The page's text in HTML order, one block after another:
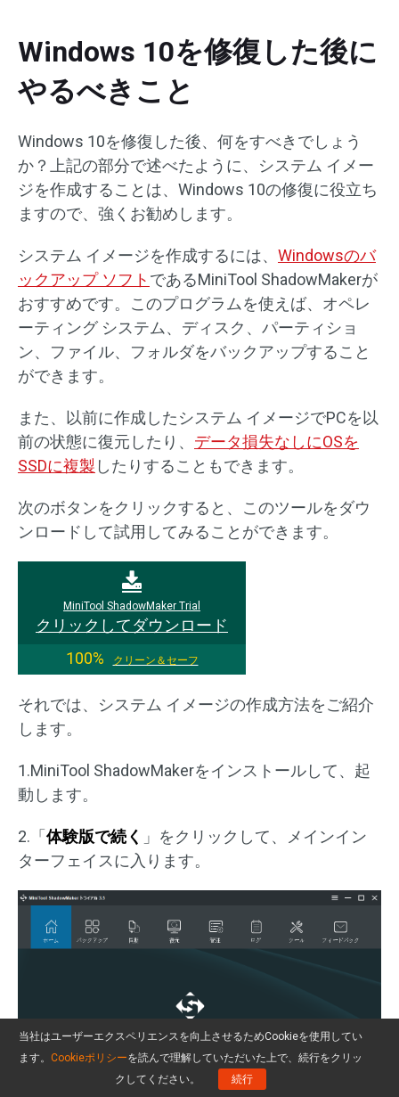
Windows 10を修復した後に
やるべきこと
Windows 10を修復した後、何をすべきでしょう
か？上記の部分で述べたように、システム イメー
ジを作成することは、Windows 10の修復に役立ち
ますので、強くお勧めします。
システム イメージを作成するには、 Windowsのバ
ックアップ ソフト であるMiniTool ShadowMakerが
おすすめです。このプログラムを使えば、オペレ
ーティング システム、ディスク、パーティショ
ン、ファイル、フォルダをバックアップすること
ができます。
また、以前に作成したシステム イメージでPCを以
前の状態に復元したり、 データ損失なしにOSを
SSDに複製 したりすることもできます。
次のボタンをクリックすると、このツールをダウ
ンロードして試用してみることができます。
MiniTool ShadowMaker Trial
クリックしてダウンロード
100%
クリーン＆セーフ
それでは、システム イメージの作成方法をご紹介
します。
1.MiniTool ShadowMakerをインストールして、起
動します。
2.「 体験版で続く 」をクリックして、メインイン
ターフェイスに入ります。
当社はユーザーエクスペリエンスを向上させるためCookieを使用してい
ます。 Cookieポリシーを読んで理解していただいた上で、続行をクリッ
クしてください。
続行